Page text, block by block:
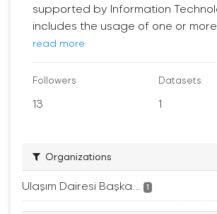
supported by Information
includes the usage of one or
read more
Followers
13
Datasets
1
Organizations
Ulaşım Dairesi Başka... 1